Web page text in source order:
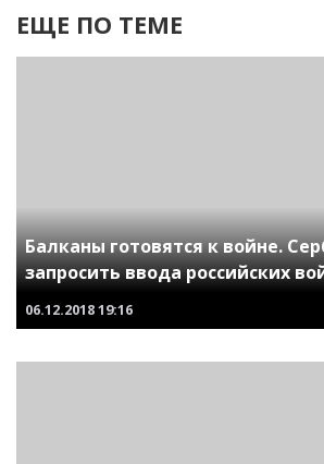
ЕЩЕ ПО ТЕМЕ
Балканы готовятся к войне.
запросить ввода российских
06.12.201819:16